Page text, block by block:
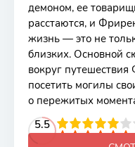
демоном, ее
расстаются, и
жизнь — это не
близких. Основной
вокруг
посетить могилы
о пережитых
5.5
4 5 6 7 8 9 10